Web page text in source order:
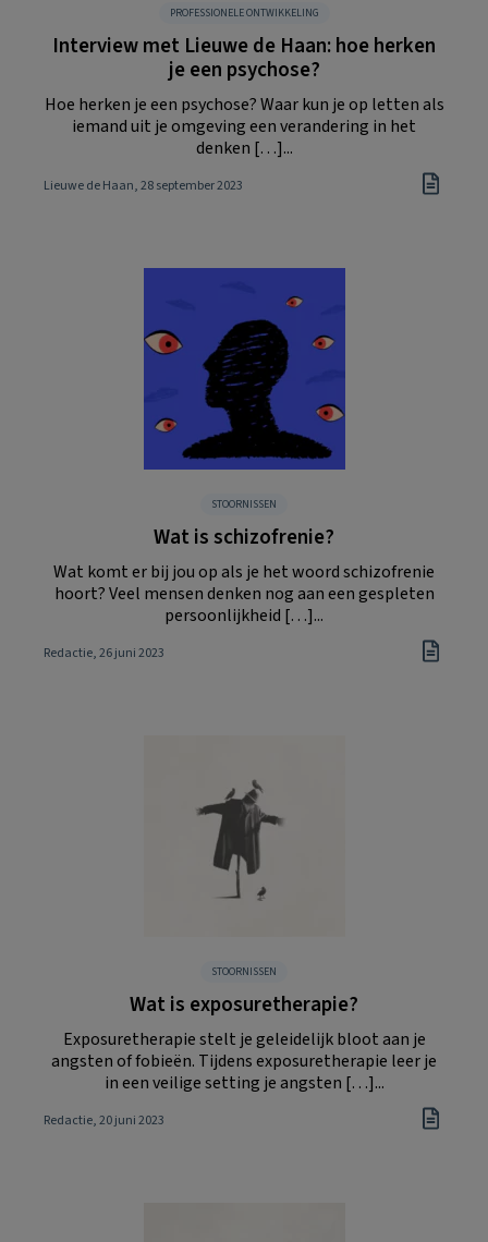
PROFESSIONELE ONTWIKKELING
Interview met Lieuwe de Haan: hoe herken
je een psychose?
Hoe herken je een psychose? Waar kun je op letten als
iemand uit je omgeving een verandering in het
denken […]...
Lieuwe de Haan, 28 september 2023
STOORNISSEN
Wat is schizofrenie?
Wat komt er bij jou op als je het woord schizofrenie
hoort? Veel mensen denken nog aan een gespleten
persoonlijkheid […]...
Redactie, 26 juni 2023
STOORNISSEN
Wat is exposuretherapie?
Exposuretherapie stelt je geleidelijk bloot aan je
angsten of fobieën. Tijdens exposuretherapie leer je
in een veilige setting je angsten […]...
Redactie, 20 juni 2023